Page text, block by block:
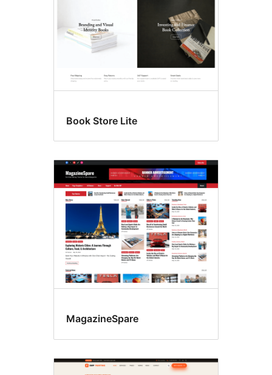
Book Store Lite
MagazineSpare